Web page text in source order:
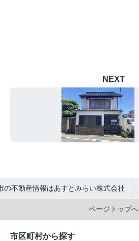
NEXT
の不動産情報はあすとみらい株式会社
ページトップへ
市区町村から探す